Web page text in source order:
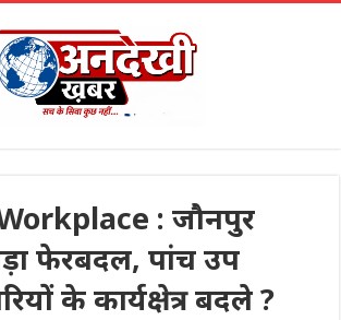
: जौनपुर
फेरबदल, पांच उप
के कार्यक्षेत्र बदले ?